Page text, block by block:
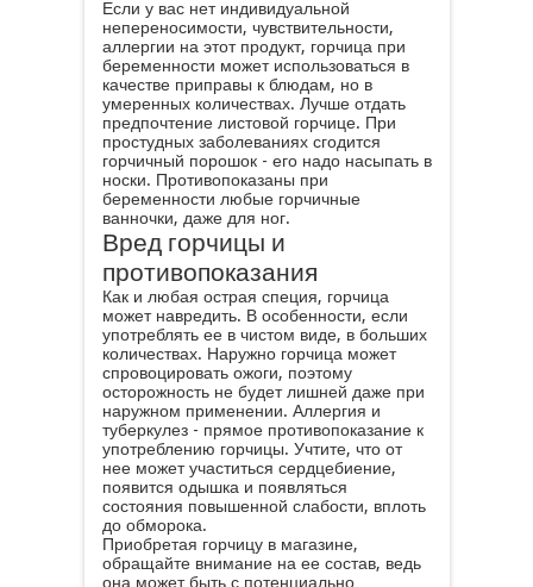
Если у вас нет индивидуальной
непереносимости, чувствительности,
аллергии на этот продукт, горчица при
беременности может использоваться в
качестве приправы к блюдам, но в
умеренных количествах. Лучше отдать
предпочтение листовой горчице. При
простудных заболеваниях сгодится
горчичный порошок - его надо насыпать в
носки. Противопоказаны при
беременности любые горчичные
ванночки, даже для ног.
Вред горчицы и
противопоказания
Как и любая острая специя, горчица
может навредить. В особенности, если
употреблять ее в чистом виде, в больших
количествах. Наружно горчица может
спровоцировать ожоги, поэтому
осторожность не будет лишней даже при
наружном применении. Аллергия и
туберкулез - прямое противопоказание к
употреблению горчицы. Учтите, что от
нее может участиться сердцебиение,
появится одышка и появляться
состояния повышенной слабости, вплоть
до обморока.
Приобретая горчицу в магазине,
обращайте внимание на ее состав, ведь
она может быть с потенциально